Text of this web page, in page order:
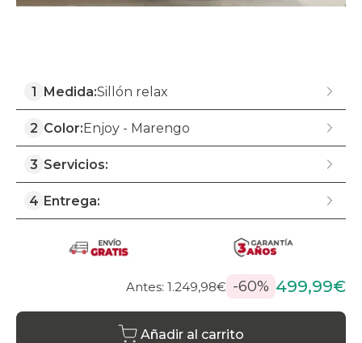
1 Medida:Sillón relax
2 Color: Enjoy - Marengo
3 Servicios:
4 Entrega:
Antes: 1.249,98€ -60% 499,99€
Añadir al carrito